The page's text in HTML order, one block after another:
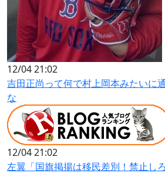
12/04 21:02
吉田正尚って何で村上岡本みたいに
な
12/04 21:02
左翼「国旗掲揚は移民差別！禁止し